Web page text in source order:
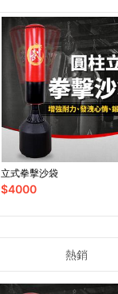
立式拳擊沙袋
$4000
熱銷